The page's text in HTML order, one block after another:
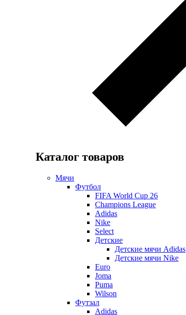
Каталог товаров
Мячи
Футбол
FIFA World Cup 26
Champions League
Adidas
Nike
Select
Детские
Детские мячи Adidas
Детские мячи Nike
Euro
Joma
Puma
Wilson
Футзал
Adidas